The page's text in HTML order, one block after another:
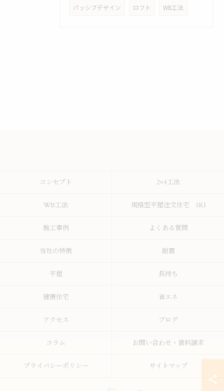
パッシブデザイン ロフト WB工法
コンセプト 2×4工法
WB工法 規格型平屋注文住宅 IKI
施工事例 よくある質問
当社の特徴 耐震
平屋 長持ち
健康住宅 省エネ
アクセス ブログ
コラム お問い合わせ・資料請求
プライバシーポリシー サイトマップ